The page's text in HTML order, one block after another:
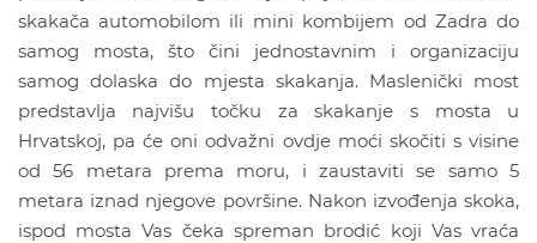
skakača automobilom ili mini kombijem od Zadra do
samog mosta, što čini jednostavnim i organizaciju
samog dolaska do mjesta skakanja. Maslenički most
predstavlja najvišu točku za skakanje s mosta u
Hrvatskoj, pa će oni odvažni ovdje moći skočiti s visine
od 56 metara prema moru, i zaustaviti se samo 5
metara iznad njegove površine. Nakon izvođenja skoka,
ispod mosta Vas čeka spreman brodić koji Vas vraća